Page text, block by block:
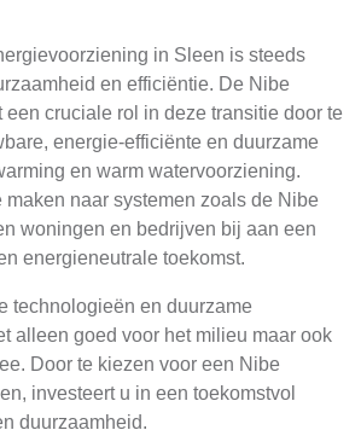
in Sleen is steeds
en efficiëntie. De Nibe
een cruciale rol in deze transitie door te
energie-efficiënte en duurzame
en warm watervoorziening.
maken naar systemen zoals de Nibe
woningen en bedrijven bij aan een
energieneutrale toekomst.
technologieën en duurzame
alleen goed voor het milieu maar ook
Door te kiezen voor een Nibe
investeert u in een toekomstvol
duurzaamheid.